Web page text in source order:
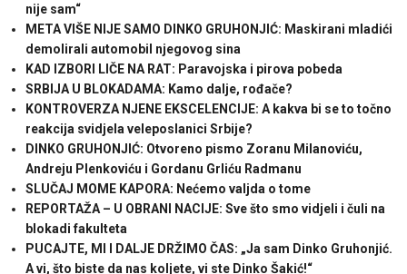
nije sam“
META VIŠE NIJE SAMO DINKO GRUHONJIĆ: Maskirani mladići
demolirali automobil njegovog sina
KAD IZBORI LIČE NA RAT: Paravojska i pirova pobeda
SRBIJA U BLOKADAMA: Kamo dalje, rođače?
KONTROVERZA NJENE EKSCELENCIJE: A kakva bi se to točno
reakcija svidjela veleposlanici Srbije?
DINKO GRUHONJIĆ: Otvoreno pismo Zoranu Milanoviću,
Andreju Plenkoviću i Gordanu Grliću Radmanu
SLUČAJ MOME KAPORA: Nećemo valjda o tome
REPORTAŽA – U OBRANI NACIJE: Sve što smo vidjeli i čuli na
blokadi fakulteta
PUCAJTE, MI I DALJE DRŽIMO ČAS: „Ja sam Dinko Gruhonjić.
A vi, što biste da nas koljete, vi ste Dinko Šakić!“